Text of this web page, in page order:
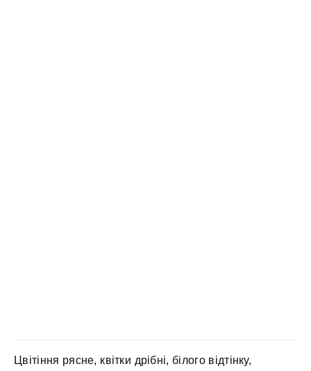
Цвітіння рясне, квітки дрібні, білого відтінку,